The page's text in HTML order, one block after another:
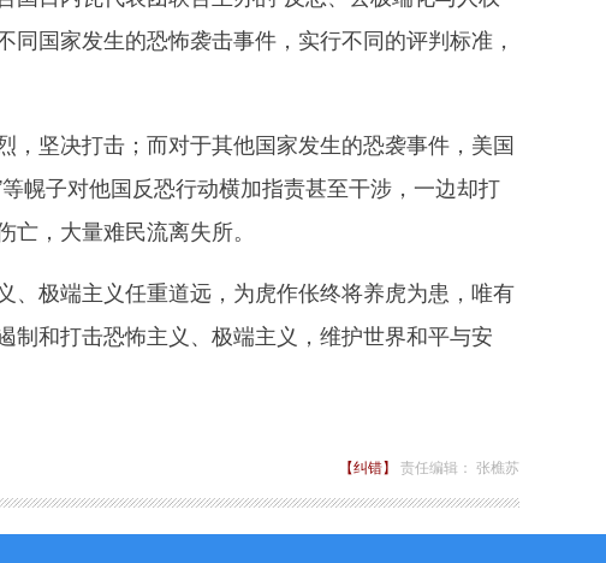
国家发生的恐怖袭击事件，实行不同的评判标准，
坚决打击；而对于其他国家发生的恐袭事件，美国
幌子对他国反恐行动横加指责甚至干涉，一边却打
，大量难民流离失所。
极端主义任重道远，为虎作伥终将养虎为患，唯有
和打击恐怖主义、极端主义，维护世界和平与安
【纠错】 责任编辑： 张樵苏